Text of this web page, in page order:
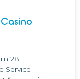
28.
Service